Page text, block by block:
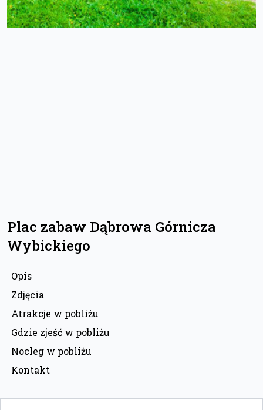
Plac zabaw Dąbrowa Górnicza
Wybickiego
Opis
Zdjęcia
Atrakcje w pobliżu
Gdzie zjeść w pobliżu
Nocleg w pobliżu
Kontakt